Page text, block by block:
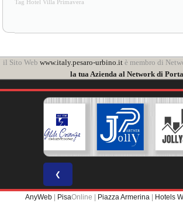
Tag Hotel Villa Primavera
il Sito Web www.italy.pesaro-urbino.itè membro di
la tua Azienda al Network di
❮
AnyWeb | PisaOnline | Piazza Armerina | Hotels